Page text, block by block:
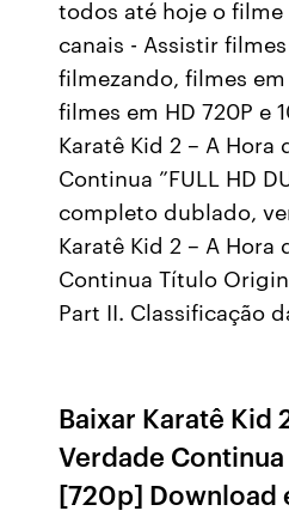
todos até hoje o filme
canais - Assistir
filmezando, filmes
filmes em HD 720P e
Karatê Kid 2 – A Hora
Continua ”FULL HD
completo dublado,
Karatê Kid 2 – A Hora
Continua Título
Part II. Classificação
Baixar Karatê Kid
Verdade
[720p] Download